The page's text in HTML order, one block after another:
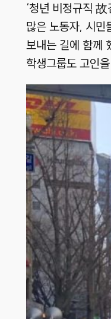
‘청년 비정규직 故
많은 노동자, 시민
보내는 길에 함께
학생그룹도 고인